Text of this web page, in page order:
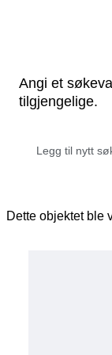
Angi et
tilgjengelige.
Dette objektet ble